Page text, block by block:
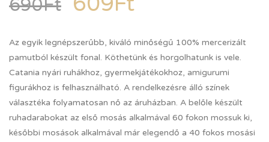
690Ft
Az egyik legnépszerűbb, kiváló minőségű 100% mercerizált
pamutból készült fonal. Köthetünk és horgolhatunk is vele.
Catania nyári ruhákhoz, gyermekjátékokhoz, amigurumi
figurákhoz is felhasználható. A rendelkezésre álló színek
választéka folyamatosan nő az áruházban. A belőle készült
ruhadarabokat az első mosás alkalmával 60 fokon mossuk ki,
későbbi mosások alkalmával már elegendő a 40 fokos mosási